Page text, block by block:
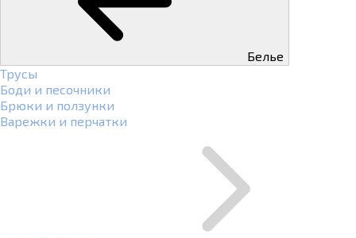
Белье
Трусы
Боди и песочники
Брюки и ползунки
Варежки и перчатки